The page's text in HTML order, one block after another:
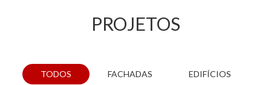
PROJETOS
TODOS FACHADAS
EDIFÍCIOS